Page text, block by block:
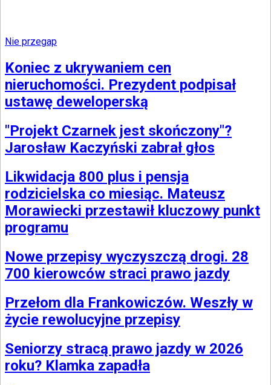
Nie przegap
Koniec z ukrywaniem cen
nieruchomości. Prezydent podpisał
ustawę deweloperską
"Projekt Czarnek jest skończony"?
Jarosław Kaczyński zabrał głos
Likwidacja 800 plus i pensja
rodzicielska co miesiąc. Mateusz
Morawiecki przestawił kluczowy punkt
programu
Nowe przepisy wyczyszczą drogi. 28
700 kierowców straci prawo jazdy
Przełom dla Frankowiczów. Weszły w
życie rewolucyjne przepisy
Seniorzy stracą prawo jazdy w 2026
roku? Klamka zapadła